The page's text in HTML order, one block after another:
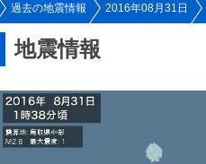
過去の地震情報 2016年08月31日
地震情報